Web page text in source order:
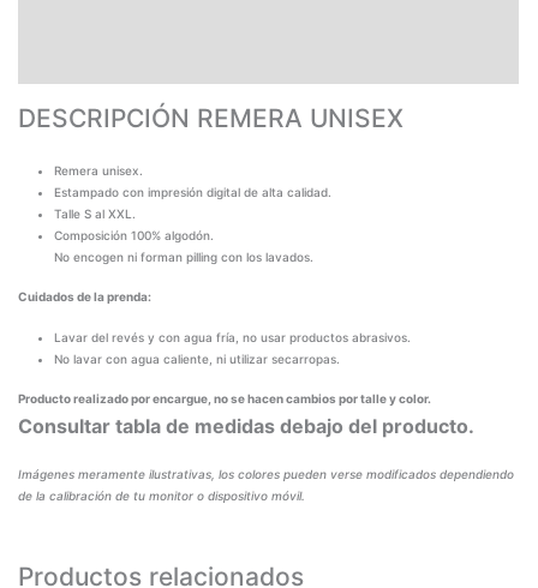
DESCRIPCIÓN REMERA UNISEX
Remera unisex.
Estampado con impresión digital de alta calidad.
Talle S al XXL.
Composición 100% algodón.
No encogen ni forman pilling con los lavados.
Cuidados de la prenda:
Lavar del revés y con agua fría, no usar productos abrasivos.
No lavar con agua caliente, ni utilizar secarropas.
Producto realizado por encargue, no se hacen cambios por talle y color.
Consultar tabla de medidas debajo del producto.
Imágenes meramente ilustrativas, los colores pueden verse modificados dependiendo
de la calibración de tu monitor o dispositivo móvil.
Productos relacionados